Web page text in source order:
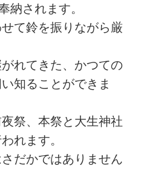
納されます。
て鈴を振りながら厳
れてきた、かつての
知ることができま
祭、本祭と大生神社
れます。
だかではありません